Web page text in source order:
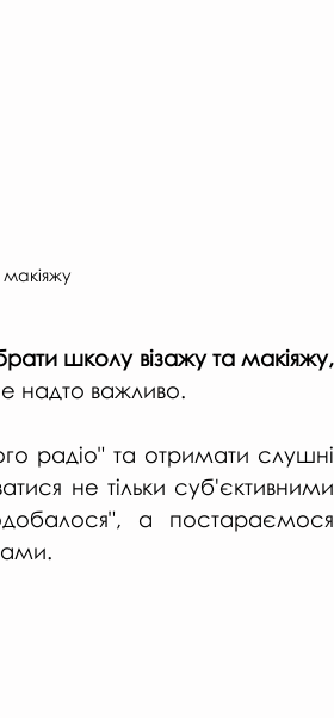
макіяжу
надто важливо.
радіо" та отримати слушні
не тільки суб'єктивними